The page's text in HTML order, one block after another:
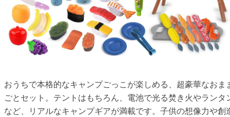
おうちで本格的なキャンプごっこが楽しめる、超豪華なおま
ごとセット。テントはもちろん、電池で光る焚き火やランタ
など、リアルなキャンプギアが満載です。子供の想像力や創